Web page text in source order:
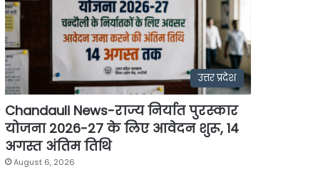
उत्तर प्रदेश
Chandauli News-राज्य निर्यात पुरस्कार
योजना 2026-27 के लिए आवेदन शुरू, 14
अगस्त अंतिम तिथि
August 6, 2026